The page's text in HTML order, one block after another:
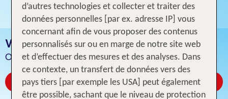
VACANCES BAHAMAS
Offres pour 1 semaine vol inclus
Réservez à partir de CHF 1791
d’autres technologies et collecter et traiter des
données personnelles [par ex. adresse IP] vous
concernant afin de vous proposer des contenus
personnalisés sur ou en marge de notre site web
et d’effectuer des mesures et des analyses. Dans
ce contexte, un transfert de données vers des
pays tiers [par exemple les USA] peut également
être possible, sachant que le niveau de protection